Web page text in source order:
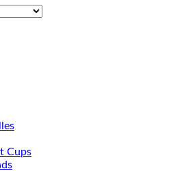
Cups